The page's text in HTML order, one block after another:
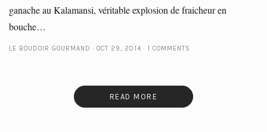
ganache au Kalamansi, véritable explosion de fraicheur en
bouche…
LE BOUDOIR GOURMAND OCT 29, 2014 1 COMMENTS
READ MORE